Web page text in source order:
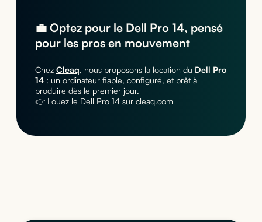
💼 Optez pour le Dell Pro 14, pensé
pour les pros en mouvement
Chez Cleaq, nous proposons la location du Dell Pro
14: un ordinateur fiable, configuré, et prêt à
produire dès le premier jour.
👉 Louez le Dell Pro 14 sur cleaq.com